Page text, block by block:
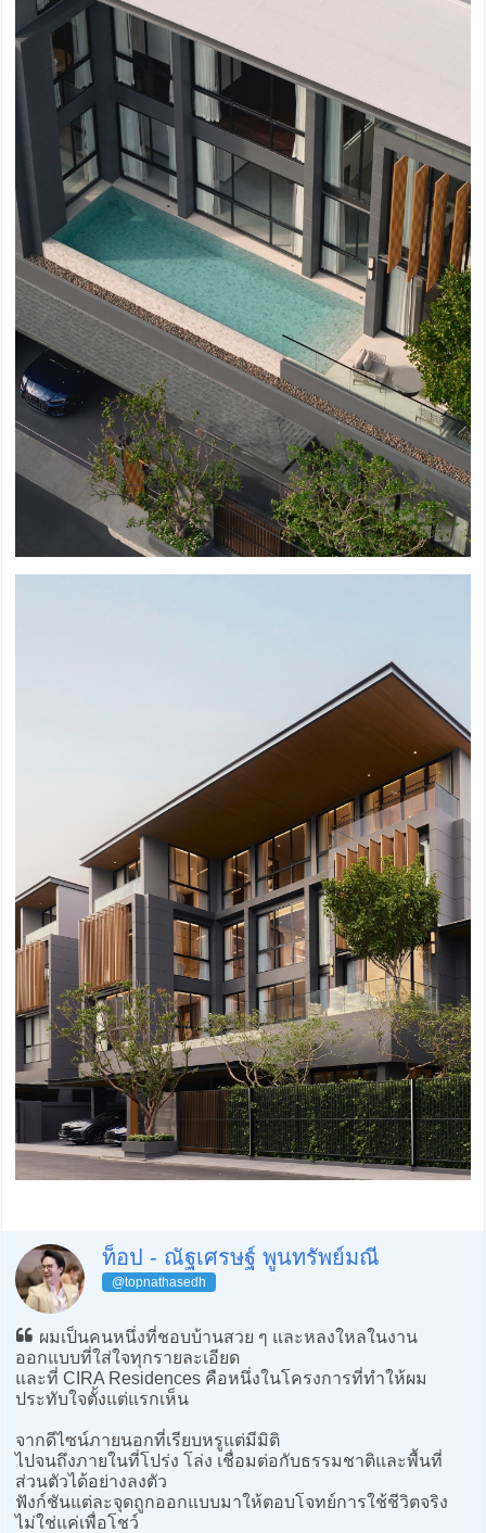
ท็อป - ณัฐเศรษฐ์ พูนทรัพย์มณี
@topnathasedh
ผมเป็นคนหนึ่งที่ชอบบ้านสวย ๆ และหลงใหลในงาน
ออกแบบที่ใส่ใจทุกรายละเอียด
และที่ CIRA Residences คือหนึ่งในโครงการที่ทำให้ผม
ประทับใจตั้งแต่แรกเห็น
จากดีไซน์ภายนอกที่เรียบหรูแต่มีมิติ
ไปจนถึงภายในที่โปร่ง โล่ง เชื่อมต่อกับธรรมชาติและพื้นที่
ส่วนตัวได้อย่างลงตัว
ฟังก์ชันแต่ละจุดถูกออกแบบมาให้ตอบโจทย์การใช้ชีวิตจริง
ไม่ใช่แค่เพื่อโชว์